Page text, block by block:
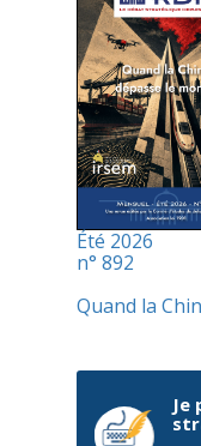
Été 2026
n° 892
Quand la
Je